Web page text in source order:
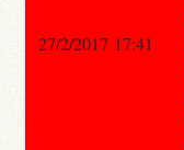
27/2/2017 17:41